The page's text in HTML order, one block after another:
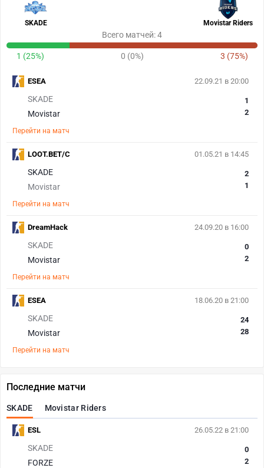
SKADE Movistar Riders
Всего матчей: 4
1 (25%) 0 (0%) 3 (75%)
22.09.21 в 20:00
SKADE
Movistar
1
2
Перейти на матч
ESEA
01.05.21 в 14:45
SKADE
Movistar
2
1
Перейти на матч
LOOT.BET/C
24.09.20 в 16:00
SKADE
Movistar
0
2
Перейти на матч
DreamHack
18.06.20 в 21:00
SKADE
Movistar
24
28
Перейти на матч
ESEA
Последние матчи
SKADE Movistar Riders
26.05.22 в 21:00
SKADE
FORZE
0
2
ESL